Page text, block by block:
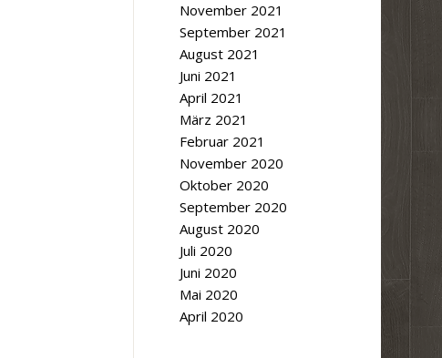
November 2021
September 2021
August 2021
Juni 2021
April 2021
März 2021
Februar 2021
November 2020
Oktober 2020
September 2020
August 2020
Juli 2020
Juni 2020
Mai 2020
April 2020